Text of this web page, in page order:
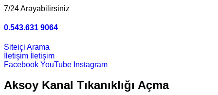
7/24 Arayabilirsiniz
0.543.631 9064
Siteiçi Arama
İletişim
İletişim
Facebook YouTube Instagram
Aksoy Kanal Tıkanıklığı Açma